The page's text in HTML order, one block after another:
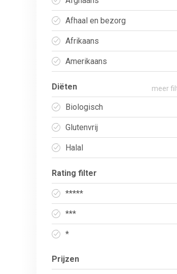
Afhaal en bezorg
Afrikaans
Amerikaans
Diëten meer
Biologisch
Glutenvrij
Halal
Rating filter
*****
***
*
Prijzen